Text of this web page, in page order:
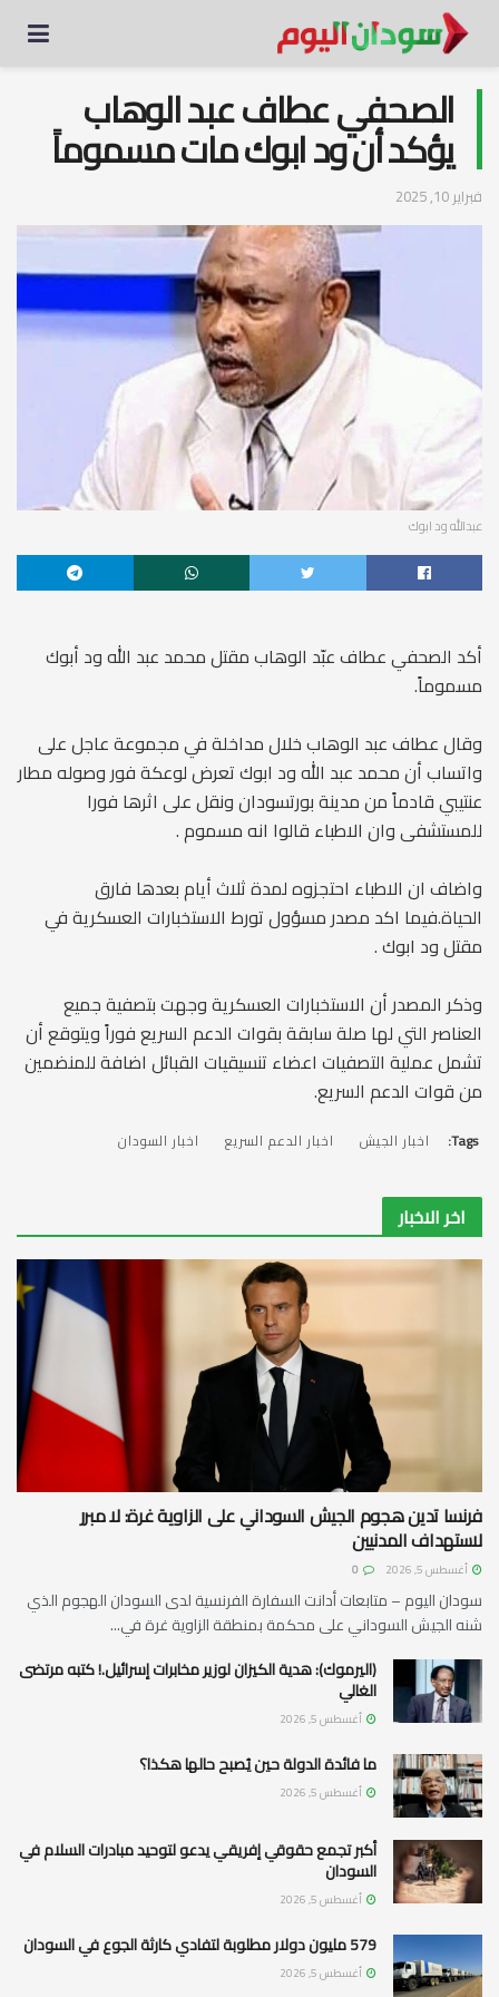
الصحفي عطاف عبد الوهاب
يؤكد أن ود ابوك مات مسموماً
فبراير 10, 2025
عبدالله ود ابوك
أكد الصحفي عطاف عبّد الوهاب مقتل محمد عبد الله ود أبوك
مسموماً.
وقال عطاف عبد الوهاب خلال مداخلة في مجموعة عاجل على
واتساب أن محمد عبد الله ود ابوك تعرض لوعكة فور وصوله مطار
عنتيبي قادماً من مدينة بورتسودان ونقل على اثرها فورا
للمستشفى وان الاطباء قالوا انه مسموم .
واضاف ان الاطباء احتجزوه لمدة ثلاث أيام بعدها فارق
الحياة.فيما اكد مصدر مسؤول تورط الاستخبارات العسكرية في
مقتل ود ابوك .
وذكر المصدر أن الاستخبارات العسكرية وجهت بتصفية جميع
العناصر التي لها صلة سابقة بقوات الدعم السريع فوراً ويتوقع أن
تشمل عملية التصفيات اعضاء تنسيقيات القبائل اضافة للمنضمين
من قوات الدعم السريع.
Tags: اخبار الجيش اخبار الدعم السريع اخبار السودان
اخر الاخبار
فرنسا تدين هجوم الجيش السوداني على الزاوية غرة: لا مبرر
لاستهداف المدنيين
أغسطس 5, 2026
سودان اليوم – متابعات أدانت السفارة الفرنسية لدى السودان الهجوم الذي
شنه الجيش السوداني على محكمة بمنطقة الزاوية غرة في...
(اليرموك): هدية الكيزان لوزير مخابرات إسرائيل.! كتبه مرتضى
الغالي
أغسطس 5, 2026
ما فائدة الدولة حين يُصبح حالها هكذا؟
أغسطس 5, 2026
أكبر تجمع حقوقي إفريقي يدعو لتوحيد مبادرات السلام في
السودان
أغسطس 5, 2026
579 مليون دولار مطلوبة لتفادي كارثة الجوع في السودان
أغسطس 5, 2026